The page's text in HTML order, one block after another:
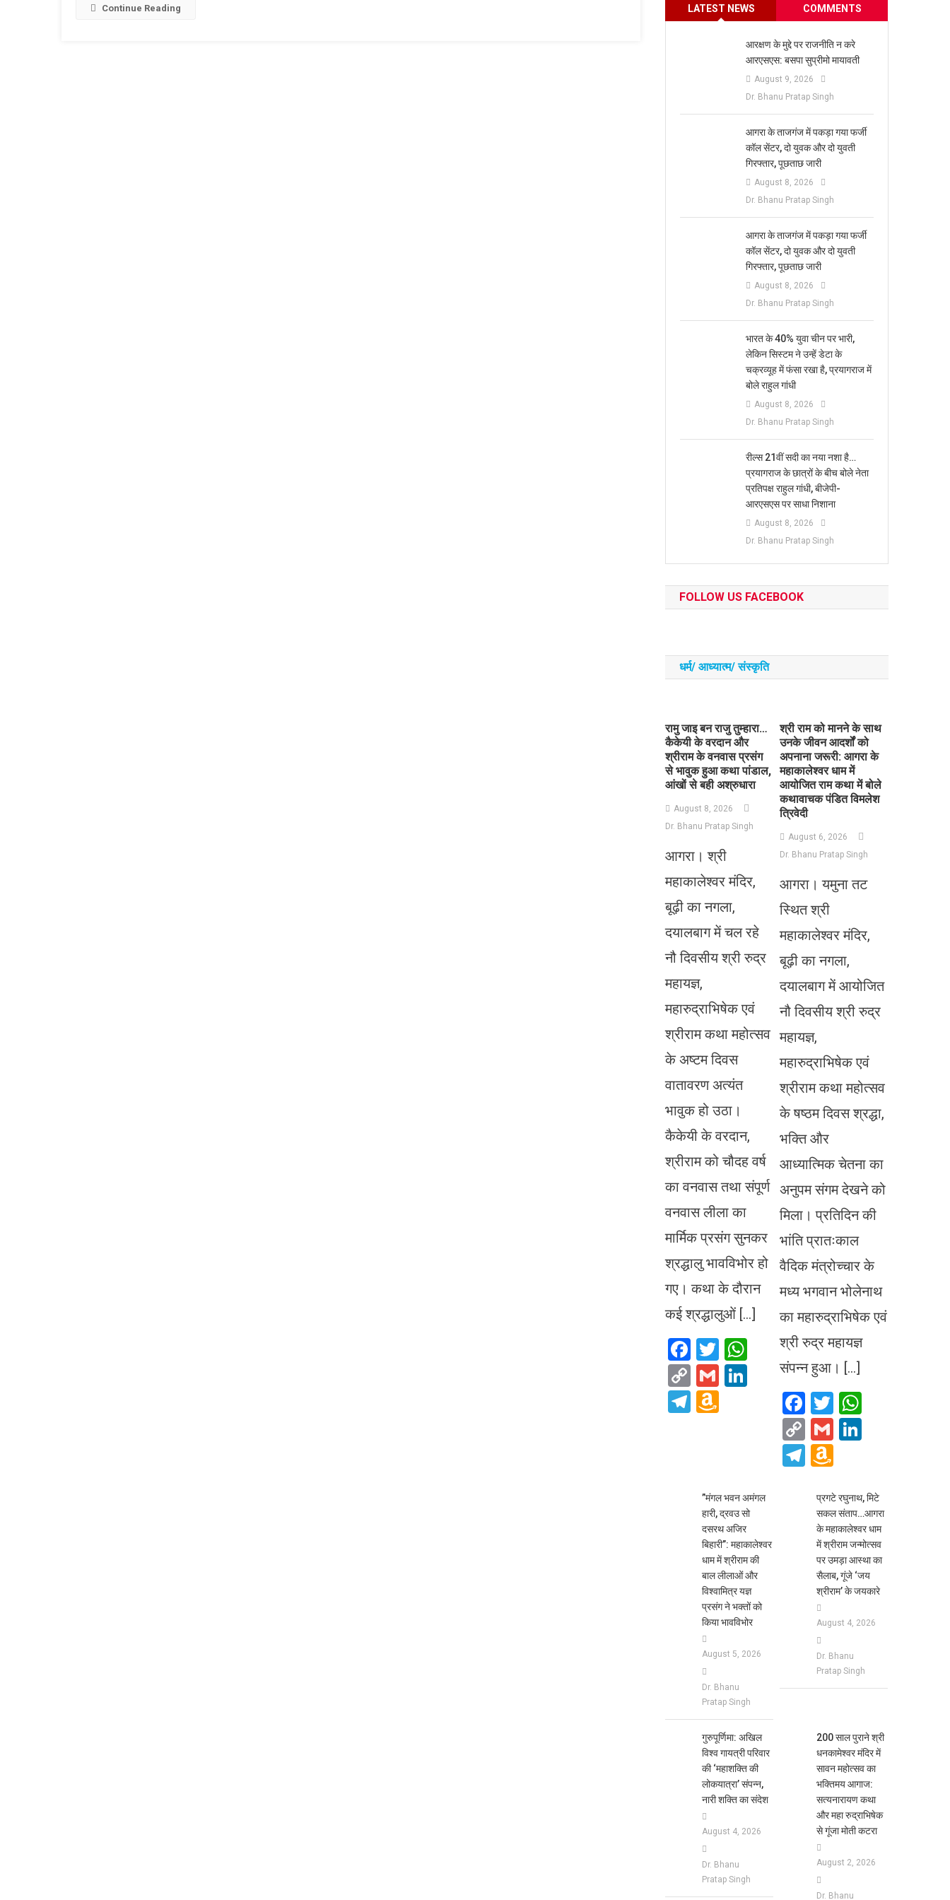
Continue Reading LATEST NEWS COMMENTS
आरक्षण के मुद्दे पर राजनीति न करे
आरएसएस: बसपा सुप्रीमो मायावती
August 9, 2026
Dr. Bhanu Pratap Singh
आगरा के ताजगंज में पकड़ा गया फर्जी
कॉल सेंटर, दो युवक और दो युवती
गिरफ्तार, पूछताछ जारी
August 8, 2026
Dr. Bhanu Pratap Singh
आगरा के ताजगंज में पकड़ा गया फर्जी
कॉल सेंटर, दो युवक और दो युवती
गिरफ्तार, पूछताछ जारी
August 8, 2026
Dr. Bhanu Pratap Singh
भारत के 40% युवा चीन पर भारी,
लेकिन सिस्टम ने उन्हें डेटा के
चक्रव्यूह में फंसा रखा है, प्रयागराज में
बोले राहुल गांधी
August 8, 2026
Dr. Bhanu Pratap Singh
रील्स 21वीं सदी का नया नशा है…
प्रयागराज के छात्रों के बीच बोले नेता
प्रतिपक्ष राहुल गांधी, बीजेपी-
आरएसएस पर साधा निशाना
August 8, 2026
Dr. Bhanu Pratap Singh
FOLLOW US FACEBOOK
धर्म/ आध्‍यात्‍म/ संस्‍कृति
रामु जाइ बन राजु तुम्हारा…
कैकेयी के वरदान और
श्रीराम के वनवास प्रसंग
से भावुक हुआ कथा पांडाल,
आंखों से बही अश्रुधारा
August 8, 2026
Dr. Bhanu Pratap Singh
आगरा। श्री
महाकालेश्वर मंदिर,
बूढ़ी का नगला,
दयालबाग में चल रहे
नौ दिवसीय श्री रुद्र
महायज्ञ,
महारुद्राभिषेक एवं
श्रीराम कथा महोत्सव
के अष्टम दिवस
वातावरण अत्यंत
भावुक हो उठा।
कैकेयी के वरदान,
श्रीराम को चौदह वर्ष
का वनवास तथा संपूर्ण
वनवास लीला का
मार्मिक प्रसंग सुनकर
श्रद्धालु भावविभोर हो
गए। कथा के दौरान
कई श्रद्धालुओं […]
Facebook
TwitterWhatsApp
Copy
Link
GmailLinkedIn
Telegram
Amazon
​श्री राम को मानने के साथ
उनके जीवन आदर्शों को
अपनाना जरूरी: आगरा के
महाकालेश्वर धाम में
आयोजित राम कथा में बोले
कथावाचक पंडित विमलेश
त्रिवेदी
August 6, 2026
Dr. Bhanu Pratap Singh
आगरा। यमुना तट
स्थित श्री
महाकालेश्वर मंदिर,
बूढ़ी का नगला,
दयालबाग में आयोजित
नौ दिवसीय श्री रुद्र
महायज्ञ,
महारुद्राभिषेक एवं
श्रीराम कथा महोत्सव
के षष्ठम दिवस श्रद्धा,
भक्ति और
आध्यात्मिक चेतना का
अनुपम संगम देखने को
मिला। प्रतिदिन की
भांति प्रातःकाल
वैदिक मंत्रोच्चार के
मध्य भगवान भोलेनाथ
का महारुद्राभिषेक एवं
श्री रुद्र महायज्ञ
संपन्न हुआ। […]
Facebook
Twitter
Copy
Link
Gmail
Telegram
List
​”मंगल भवन अमंगल
हारी, द्रवउ सो
दसरथ अजिर
बिहारी”: महाकालेश्वर
धाम में श्रीराम की
बाल लीलाओं और
विश्वामित्र यज्ञ
प्रसंग ने भक्तों को
किया भावविभोर
August 5, 2026
Dr. Bhanu
Pratap Singh
प्रगटे रघुनाथ, मिटे
सकल संताप…आगरा
के महाकालेश्वर धाम
में श्रीराम जन्मोत्सव
पर उमड़ा आस्था का
सैलाब, गूंजे ‘जय
श्रीराम’ के जयकारे
August 4, 2026
Dr. Bhanu
Pratap Singh
गुरुपूर्णिमा: अखिल
विश्व गायत्री परिवार
की ‘महाशक्ति की
लोकयात्रा’ संपन्न,
नारी शक्ति का संदेश
August 4, 2026
Dr. Bhanu
Pratap Singh
200 साल पुराने श्री
धनकामेश्वर मंदिर में
सावन महोत्सव का
भक्तिमय आगाज:
सत्यनारायण कथा
और महा रुद्राभिषेक
से गूंजा मोती कटरा
August 2, 2026
Dr. Bhanu